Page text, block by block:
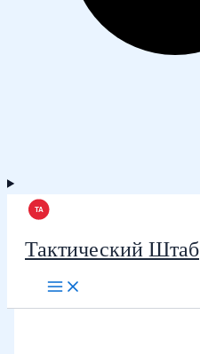
Тактический Штаб